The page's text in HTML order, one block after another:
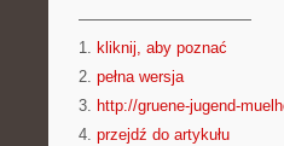
———————————
1. kliknij, aby poznać
2. pełna wersja
3. http://gruene-jugend-
4. przejdź do artykułu